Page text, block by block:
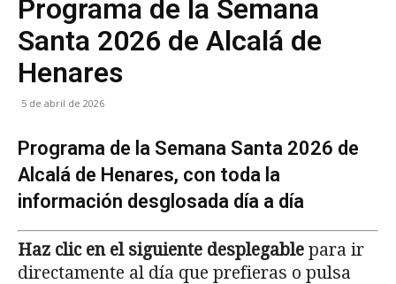
Programa de la Semana
Santa 2026 de Alcalá de
Henares
5 de abril de 2026
Programa de la Semana Santa 2026 de
Alcalá de Henares, con toda la
información desglosada día a día
Haz clic en el siguiente desplegable para ir
directamente al día que prefieras o pulsa